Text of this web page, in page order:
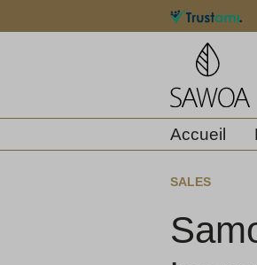
Passer à la
Accueil
SALES